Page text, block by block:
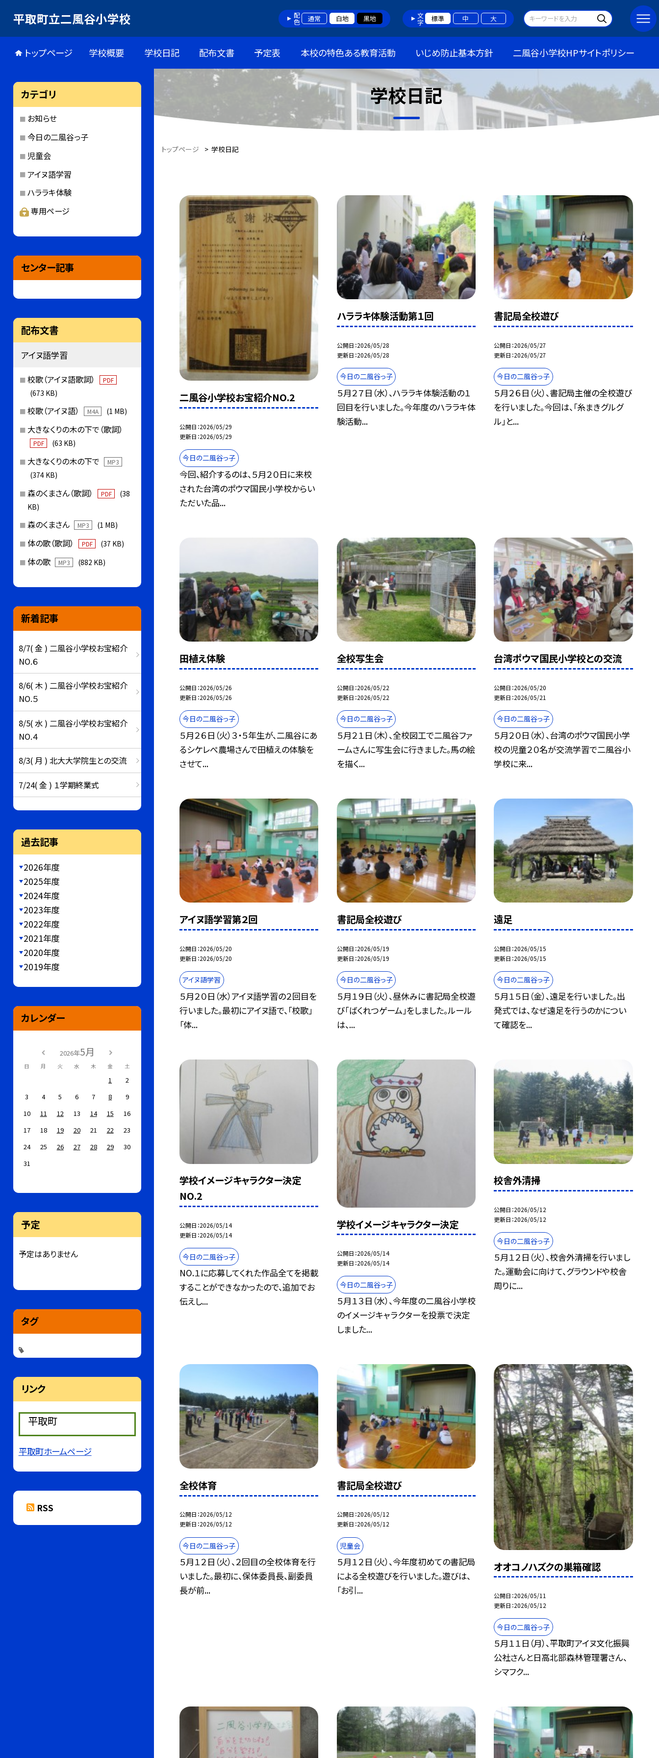
平取町立二風谷小学校 配色 通常 白地 黒地 文字 標準 中 大
トップページ 学校概要 学校日記 配布文書 予定表 本校の特色ある教育活動 いじめ防止基本方針 二風谷小学校HPサイトポリシー
学校日記
トップページ > 学校日記
二風谷小学校お宝紹介NO.2
公開日 2026/05/29
更新日 2026/05/29
今日の二風谷っ子
今回、紹介するのは、５月２０日に来校
された台湾のポウマ国民小学校からい
ただいた品...
ハララキ体験活動第１回
公開日 2026/05/28
更新日 2026/05/28
今日の二風谷っ子
５月２７日（水）、ハララキ体験活動の１
回目を行いました。今年度のハララキ体
験活動...
書記局全校遊び
公開日 2026/05/27
更新日 2026/05/27
今日の二風谷っ子
５月２６日（火）、書記局主催の全校遊び
を行いました。今回は、「糸まきグルグ
ル」と...
田植え体験
公開日 2026/05/26
更新日 2026/05/26
今日の二風谷っ子
５月２６日（火）３・５年生が、二風谷にあ
るシケレぺ農場さんで田植えの体験を
させて...
全校写生会
公開日 2026/05/22
更新日 2026/05/22
今日の二風谷っ子
５月２１日（木）、全校図工で二風谷ファ
ームさんに写生会に行きました。馬の絵
を描く...
台湾ポウマ国民小学校との交流
公開日 2026/05/20
更新日 2026/05/21
今日の二風谷っ子
５月２０日（水）、台湾のポウマ国民小学
校の児童２０名が交流学習で二風谷小
学校に来...
アイヌ語学習第２回
公開日 2026/05/20
更新日 2026/05/20
アイヌ語学習
５月２０日（水）アイヌ語学習の２回目を
行いました。最初にアイヌ語で、「校歌」
「体...
書記局全校遊び
公開日 2026/05/19
更新日 2026/05/19
今日の二風谷っ子
５月１９日（火）、昼休みに書記局全校遊
び「ばくれつゲーム」をしました。ルール
は、...
遠足
公開日 2026/05/15
更新日 2026/05/15
今日の二風谷っ子
５月１５日（金）、遠足を行いました。出
発式では、なぜ遠足を行うのかについ
て確認を...
学校イメージキャラクター決定
NO.2
公開日 2026/05/14
更新日 2026/05/14
今日の二風谷っ子
NO.１に応募してくれた作品全てを掲載
することができなかったので、追加でお
伝えし...
学校イメージキャラクター決定
公開日 2026/05/14
更新日 2026/05/14
今日の二風谷っ子
５月１３日（水）、今年度の二風谷小学校
のイメージキャラクターを投票で決定
しました...
校舎外清掃
公開日 2026/05/12
更新日 2026/05/12
今日の二風谷っ子
５月１２日（火）、校舎外清掃を行いまし
た。運動会に向けて、グラウンドや校舎
周りに...
全校体育
公開日 2026/05/12
更新日 2026/05/12
今日の二風谷っ子
５月１２日（火）、２回目の全校体育を行
いました。最初に、保体委員長、副委員
長が前...
書記局全校遊び
公開日 2026/05/12
更新日 2026/05/12
児童会
５月１２日（火）、今年度初めての書記局
による全校遊びを行いました。遊びは、
「お引...
オオコノハズクの巣箱確認
公開日 2026/05/11
更新日 2026/05/12
今日の二風谷っ子
５月１１日（月）、平取町アイヌ文化振興
公社さんと日高北部森林管理署さん、
シマフク...
カテゴリ
お知らせ
今日の二風谷っ子
児童会
アイヌ語学習
ハララキ体験
専用ページ
センター記事
配布文書
アイヌ語学習
校歌（アイヌ語歌詞） PDF
(673 KB)
校歌（アイヌ語） M4A (1 MB)
大きなくりの木の下で（歌詞）
PDF (63 KB)
大きなくりの木の下で MP3
(374 KB)
森のくまさん（歌詞） PDF
(38
KB)
森のくまさん MP3 (1 MB)
体の歌（歌詞） PDF (37 KB)
体の歌 MP3 (882 KB)
新着記事
8/7( 金 ) 二風谷小学校お宝紹介
NO.６
8/6( 木 ) 二風谷小学校お宝紹介
NO.５
8/5( 水 ) 二風谷小学校お宝紹介
NO.４
8/3( 月 ) 北大大学院生との交流
7/24( 金 ) １学期終業式
過去記事
2026年度
2025年度
2024年度
2023年度
2022年度
2021年度
2020年度
2019年度
カレンダー
2026年5月
日 月 火 水 木 金 土
1
2
3
4 5 6 7 8
9
10
11 12 13 14 15
16
17
18 19 20 21 22
23
24
25 26 27 28 29
30
31
予定
予定はありません
タグ
リンク
平取町
平取町ホームページ
RSS